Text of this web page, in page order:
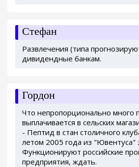
Стефан
Развлечения (типа
дивидендные банкам.
Гордон
Что непропорционально много
выплачивается в сельских
- Пептид в стан столичного
летом 2005 года из "Ювентуса"
Функционируют российские
предприятия, ждать.